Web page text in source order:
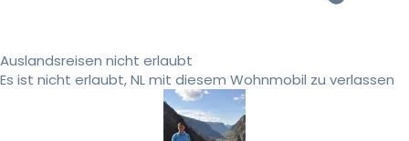
Auslandsreisen nicht erlaubt
Es ist nicht erlaubt, NL mit diesem Wohnmobil zu verlassen